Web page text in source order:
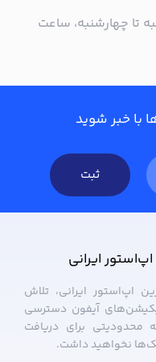
۰۲۱۵۷۹۴۲۰۰۰ | شنبه تا چهارشنبه، ساعت
با خبر شوید
ثبت
ایرانی
اپ‌استور ایرانی، تلاش
آیفون دسترسی
برای دریافت
نخواهید داشت.